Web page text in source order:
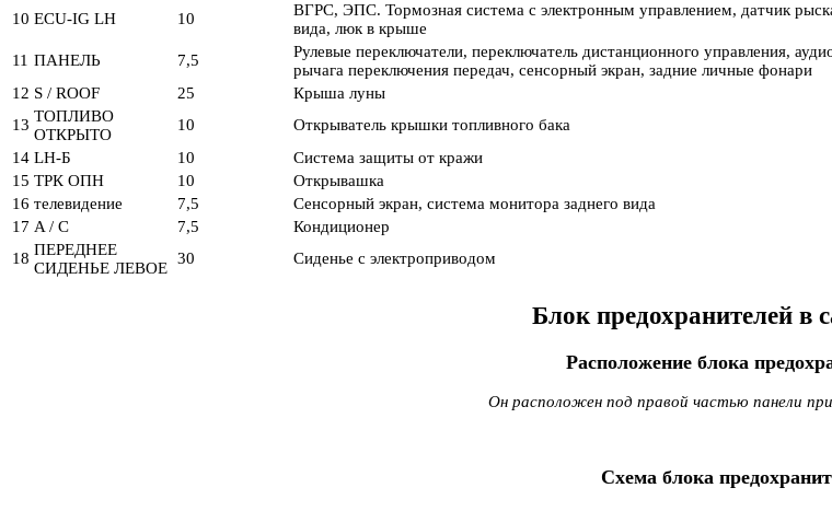
10 ECU-IG LH 10
ВГРС, ЭПС. Тормозная система с электронным управлением, датчик
вида, люк в крыше
11 ПАНЕЛЬ 7,5
Рулевые переключатели, переключатель дистанционного управления,
рычага переключения передач, сенсорный экран, задние личные фонари
12 S / ROOF 25
Крыша луны
13 ТОПЛИВО
ОТКРЫТО
10
Открыватель крышки топливного бака
14 LH-Б 10
Система защиты от кражи
15 ТРК ОПН 10
Открывашка
16 телевидение 7,5
Сенсорный экран, система монитора заднего вида
17 A / C 7,5
Кондиционер
18 ПЕРЕДНЕЕ
СИДЕНЬЕ ЛЕВОЕ
30 Сиденье с электроприводом
Блок предохранителей в
Расположение блока
Он расположен под правой частью панели
Схема блока